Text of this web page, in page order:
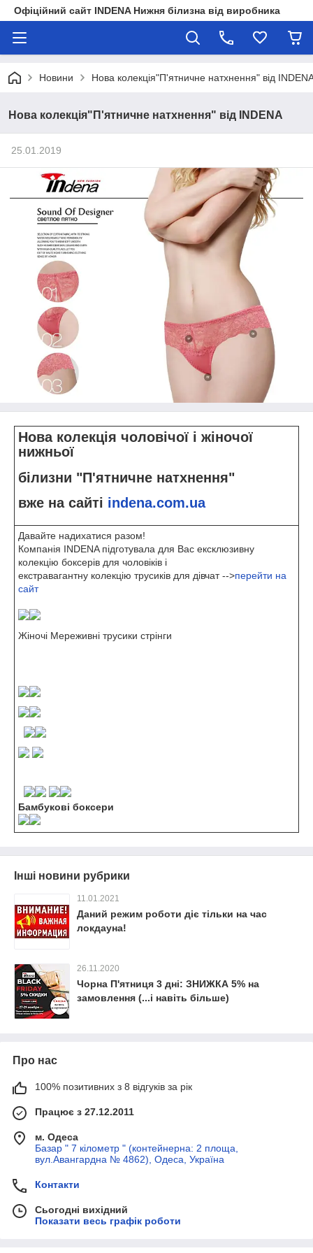
Офіційний сайт INDENA Нижня білизна від виробника
Новини Нова колекція"П'ятничне натхнення" від
Нова колекція"П'ятничне натхнення" від INDENA
25.01.2019
Нова колекція чоловічої і жіночої
нижньої
білизни "П'ятничне натхнення"
вже на сайті indena.com.ua
Давайте надихатися разом!
Компанія INDENA підготувала для Вас ексклюзивну
колекцію боксерів для чоловіків і
екстравагантну колекцію трусиків для дівчат -->перейти на
сайт
Жіночі Мереживні трусики стрінги
Бамбукові боксери
Інші новини рубрики
11.01.2021
Даний режим роботи діє тільки на час
локдауна!
26.11.2020
Чорна П'ятниця 3 дні: ЗНИЖКА 5% на
замовлення (...і навіть більше)
Про нас
100% позитивних з 8 відгуків за рік
Працює з 27.12.2011
м. Одеса
Базар " 7 кілометр " (контейнерна: 2 площа,
вул.Авангардна № 4862), Одеса, Україна
Контакти
Сьогодні вихідний
Показати весь графік роботи